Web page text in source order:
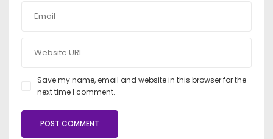
Save my name, email and website in this browser for the
next time I comment.